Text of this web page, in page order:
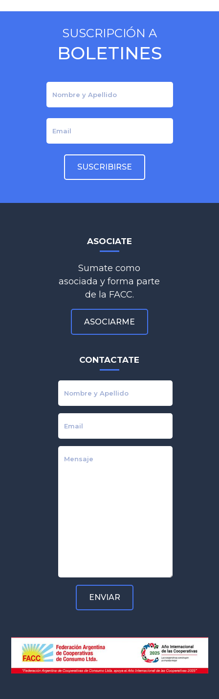
SUSCRIPCIÓN A
BOLETINES
ASOCIATE
Sumate como
asociada y forma parte
de la FACC.
ASOCIARME
CONTACTATE